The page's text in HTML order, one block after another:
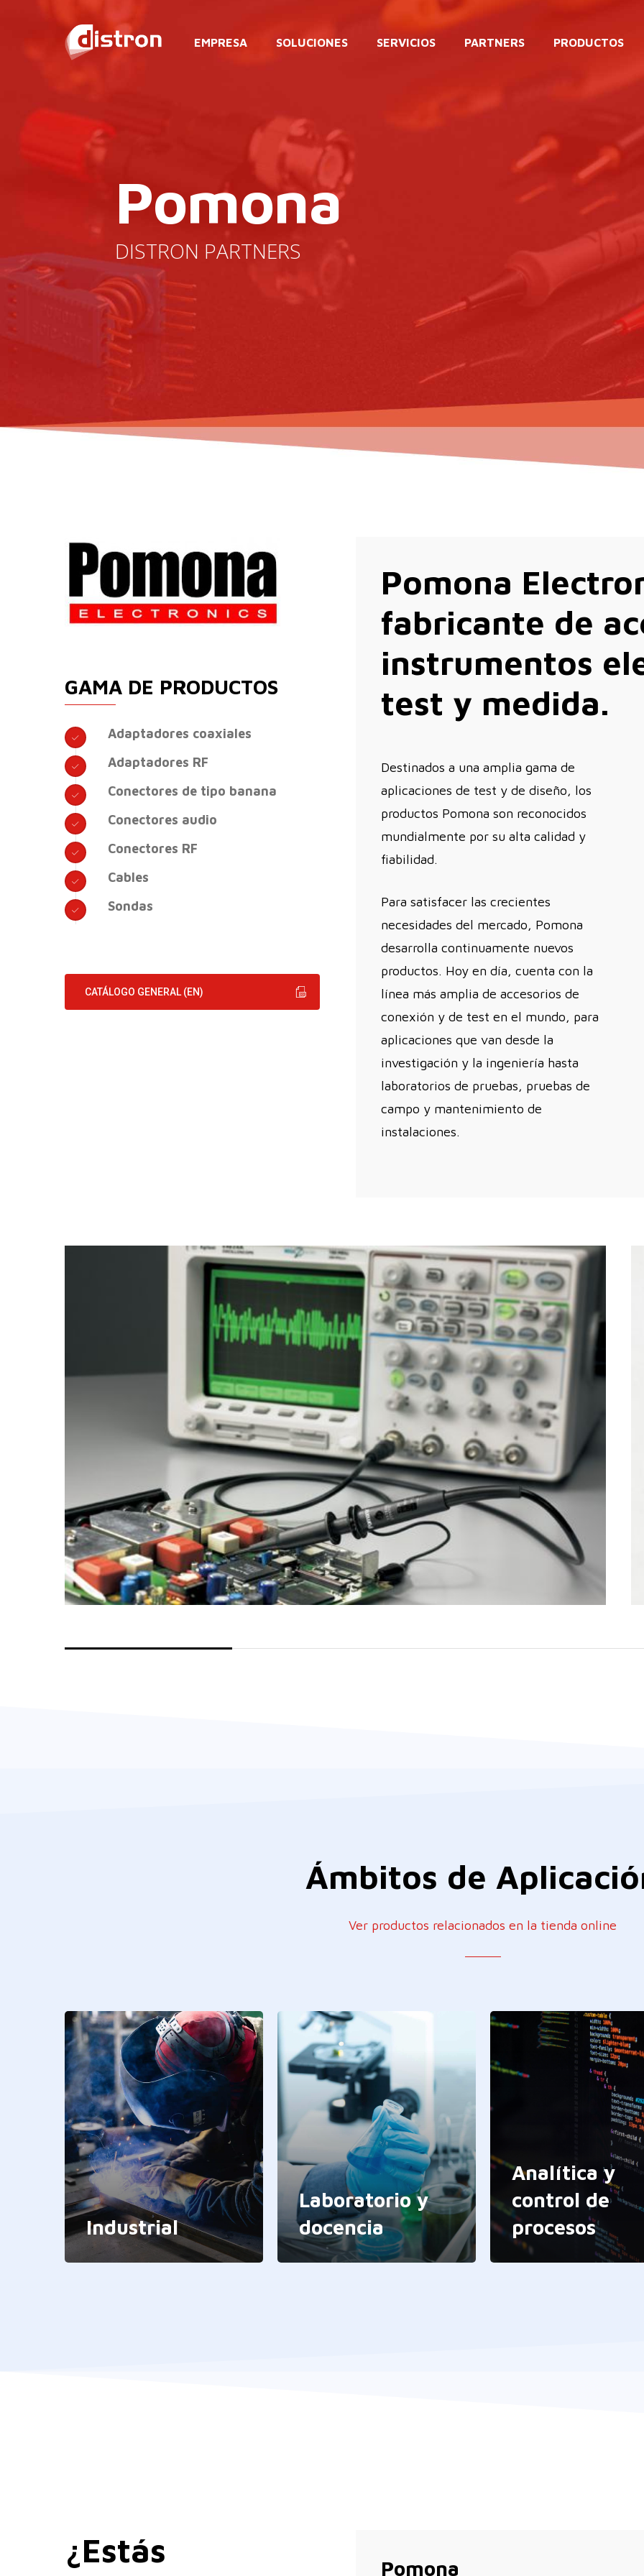
EMPRESA SOLUCIONES SERVICIOS PARTNERS PRODUCTOS
Pomona
DISTRON PARTNERS
GAMA DE PRODUCTOS
Adaptadores coaxiales
Adaptadores RF
Conectores de tipo banana
Conectores audio
Conectores RF
Cables
Sondas
CATÁLOGO GENERAL (EN)
Pomona
fabricante de
instrumentos
test y medida.
Destinados a una amplia gama de
aplicaciones de test y de diseño, los
productos Pomona son reconocidos
mundialmente por su alta calidad y
fiabilidad.
Para satisfacer las crecientes
necesidades del mercado, Pomona
desarrolla continuamente nuevos
productos. Hoy en día, cuenta con la
línea más amplia de accesorios de
conexión y de test en el mundo, para
aplicaciones que van desde la
investigación y la ingeniería hasta
laboratorios de pruebas, pruebas de
campo y mantenimiento de
instalaciones.
Ámbitos de
Ver productos relacionados en la tienda online
Industrial
Laboratorio y
docencia
Analítica y
control de
procesos
¿Estás
Pomona